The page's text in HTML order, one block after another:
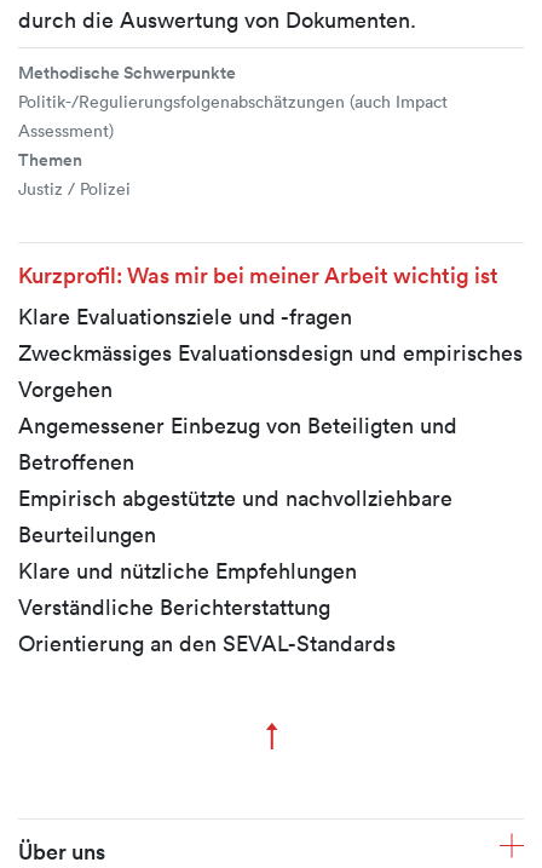
durch die Auswertung von Dokumenten.
Methodische Schwerpunkte
Politik-/Regulierungsfolgenabschätzungen (auch Impact
Assessment)
Themen
Justiz / Polizei
Kurzprofil: Was mir bei meiner Arbeit wichtig ist
Klare Evaluationsziele und -fragen
Zweckmässiges Evaluationsdesign und empirisches
Vorgehen
Angemessener Einbezug von Beteiligten und
Betroffenen
Empirisch abgestützte und nachvollziehbare
Beurteilungen
Klare und nützliche Empfehlungen
Verständliche Berichterstattung
Orientierung an den SEVAL-Standards
↑Zum Seitenanfang
Fusszeile
Über uns